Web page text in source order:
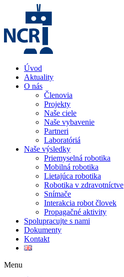
Úvod
Aktuality
O nás
Členovia
Projekty
Naše ciele
Naše vybavenie
Partneri
Laboratóriá
Naše výsledky
Priemyselná robotika
Mobilná robotika
Lietajúca robotika
Robotika v zdravotníctve
Snímače
Interakcia robot človek
Propagačné aktivity
Spolupracujte s nami
Dokumenty
Kontakt
Menu